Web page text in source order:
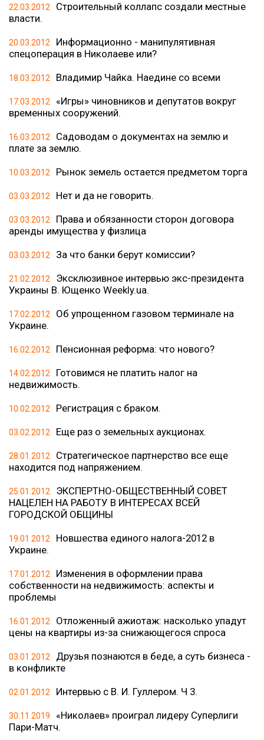
22.03.2012
Строительный коллапс создали местные
власти.
20.03.2012
Информационно - манипулятивная
спецоперация в Николаеве или?
18.03.2012 Владимир Чайка. Наедине со всеми
17.03.2012
«Игры» чиновников и депутатов вокруг
временных сооружений.
16.03.2012
Садоводам о документах на землю и
плате за землю.
10.03.2012 Рынок земель остается предметом торга
03.03.2012 Нет и да не говорить.
03.03.2012
Права и обязанности сторон договора
аренды имущества у физлица
03.03.2012 За что банки берут комиссии?
21.02.2012
Эксклюзивное интервью экс-президента
Украины В. Ющенко Weekly.ua.
17.02.2012
Об упрощенном газовом терминале на
Украине.
16.02.2012 Пенсионная реформа: что нового?
14.02.2012
Готовимся не платить налог на
недвижимость.
10.02.2012 Регистрация с браком.
03.02.2012 Еще раз о земельных аукционах.
28.01.2012
Стратегическое партнерство все еще
находится под напряжением.
25.01.2012
ЭКСПЕРТНО-ОБЩЕСТВЕННЫЙ СОВЕТ
НАЦЕЛЕН НА РАБОТУ В ИНТЕРЕСАХ ВСЕЙ
ГОРОДСКОЙ ОБЩИНЫ
19.01.2012
Новшества единого налога-2012 в
Украине.
17.01.2012
Изменения в оформлении права
собственности на недвижимость: аспекты и
проблемы
16.01.2012
Отложенный ажиотаж: насколько упадут
цены на квартиры из-за снижающегося спроса
03.01.2012
Друзья познаются в беде, а суть бизнеса -
в конфликте
02.01.2012 Интервью с В. И. Гуллером. Ч 3.
30.11.2019
«Николаев» проиграл лидеру Суперлиги
Пари-Матч.